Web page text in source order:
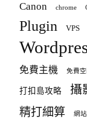
Canon chrome
Plugin VPS
免費主機 免費空
打扣島攻略 攝
精打細算 網